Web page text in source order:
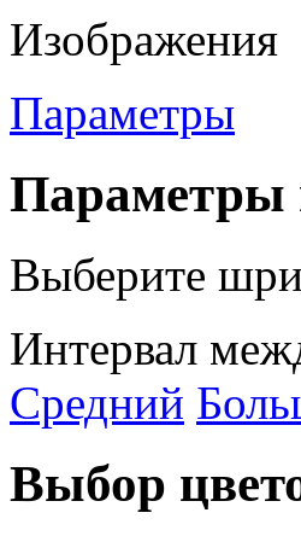
Изображения
Параметры
Выберите
Интервал
Средний
Выбор